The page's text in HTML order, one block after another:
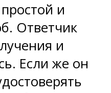
и
Ответчик
и
Если же он